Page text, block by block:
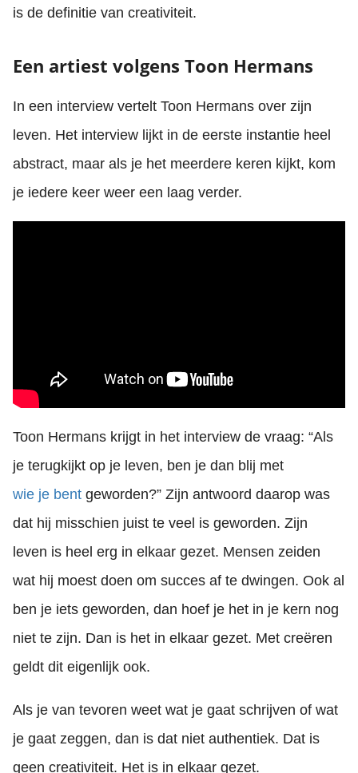
is de definitie van creativiteit.
Een artiest volgens Toon Hermans
In een interview vertelt Toon Hermans over zijn
leven. Het interview lijkt in de eerste instantie heel
abstract, maar als je het meerdere keren kijkt, kom
je iedere keer weer een laag verder.
Toon Hermans krijgt in het interview de vraag: “Als
je terugkijkt op je leven, ben je dan blij met
wie je bent geworden?” Zijn antwoord daarop was
dat hij misschien juist te veel is geworden. Zijn
leven is heel erg in elkaar gezet. Mensen zeiden
wat hij moest doen om succes af te dwingen. Ook al
ben je iets geworden, dan hoef je het in je kern nog
niet te zijn. Dan is het in elkaar gezet. Met creëren
geldt dit eigenlijk ook.
Als je van tevoren weet wat je gaat schrijven of wat
je gaat zeggen, dan is dat niet authentiek. Dat is
geen creativiteit. Het is in elkaar gezet.